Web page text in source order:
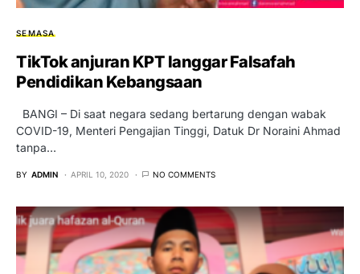
SEMASA
TikTok anjuran KPT langgar Falsafah
Pendidikan Kebangsaan
BANGI – Di saat negara sedang bertarung dengan wabak
COVID-19, Menteri Pengajian Tinggi, Datuk Dr Noraini Ahmad
tanpa…
BY ADMIN APRIL 10, 2020 NO COMMENTS